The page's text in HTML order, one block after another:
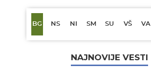
BG NS NI SM SU VŠ VA
NAJNOVIJE VESTI